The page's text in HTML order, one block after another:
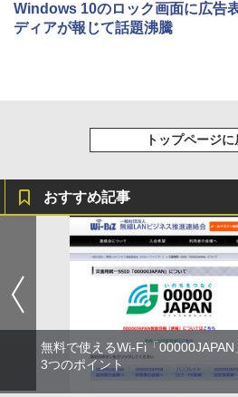
Windows 10のロック画面に広告
ディアが報じて話題沸騰
トップページに
おすすめ記事
無料で使えるWi-Fi「
3つのポイント